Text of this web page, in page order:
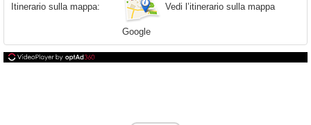
Itinerario sulla mappa: Vedi l’itinerario sulla mappa
Google